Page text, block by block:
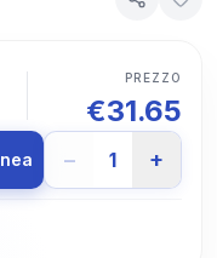
PREZZO
€31.65
− 1 +